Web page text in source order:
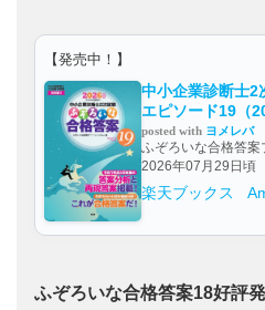
【発売中！】
中小企業診断士2
エピソード19（
posted with ヨメレバ
ふぞろいな合格答案
2026年07月29日頃
楽天ブックス
ふぞろいな合格答案18好評発